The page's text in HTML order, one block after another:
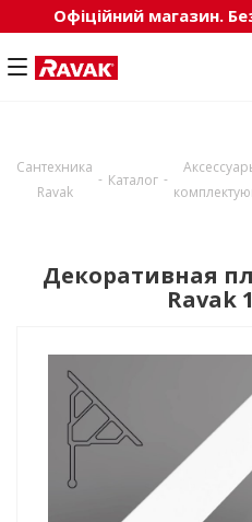
Офіційний магазин.
Сантехника
Ravak
- Каталог -
Декоративная
Ravak